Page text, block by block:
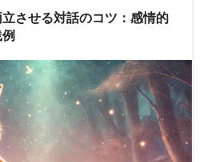
させる対話のコツ：感情的